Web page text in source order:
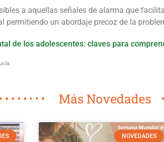
a aquellas señales de alarma que
permitiendo un abordaje precoz de la
de los adolescentes: claves para
Más Novedades
NOVEDADES